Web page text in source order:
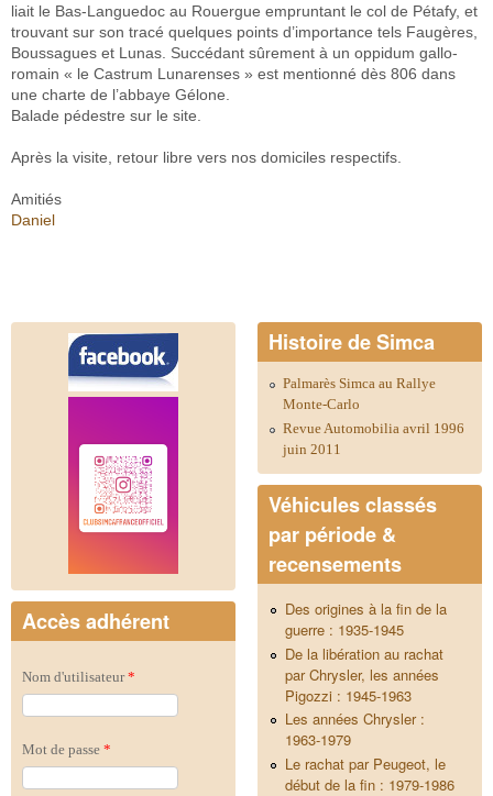
liait le Bas-Languedoc au Rouergue empruntant le col de Pétafy, et
trouvant sur son tracé quelques points d’importance tels Faugères,
Boussagues et Lunas. Succédant sûrement à un oppidum gallo-
romain « le Castrum Lunarenses » est mentionné dès 806 dans
une charte de l’abbaye Gélone.
Balade pédestre sur le site.
Après la visite, retour libre vers nos domiciles respectifs.
Amitiés
Daniel
Accès adhérent
Nom d'utilisateur*
Mot de passe *
Histoire de Simca
Palmarès Simca au Rallye
Monte-Carlo
Revue Automobilia avril 1996
juin 2011
Véhicules classés
par période &
recensements
Des origines à la fin de la
guerre : 1935-1945
De la libération au rachat
par Chrysler, les années
Pigozzi : 1945-1963
Les années Chrysler :
1963-1979
Le rachat par Peugeot, le
début de la fin : 1979-1986